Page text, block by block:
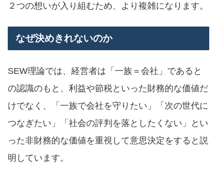
２つの想いが入り組むため、より複雑になります。
なぜ決めきれないのか
SEW理論では、経営者は「一族＝会社」であると
の認識のもと、利益や節税といった財務的な価値だ
けでなく、「一族で会社を守りたい」「次の世代に
つなぎたい」「社会の評判を落としたくない」とい
った非財務的な価値を重視して意思決定をすると説
明しています。